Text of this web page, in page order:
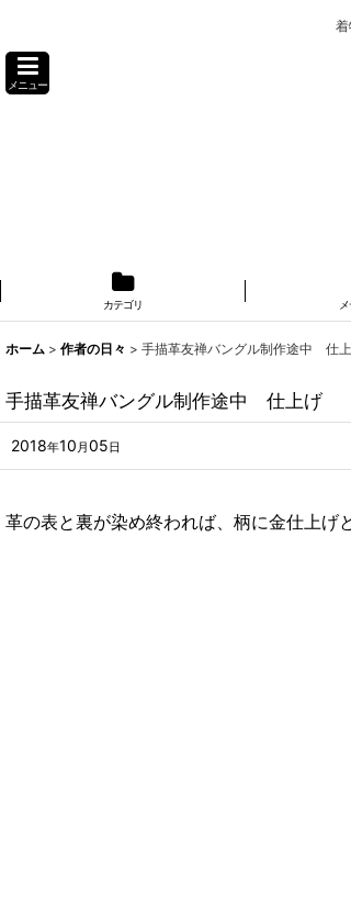
メニュー
カテゴリ
ホーム > 作者の日々 > 手描革友禅バングル制作途中 仕
手描革友禅バングル制作途中 仕上げ
2018年10 月05日
革の表と裏が染め終われば、柄に金仕上げ